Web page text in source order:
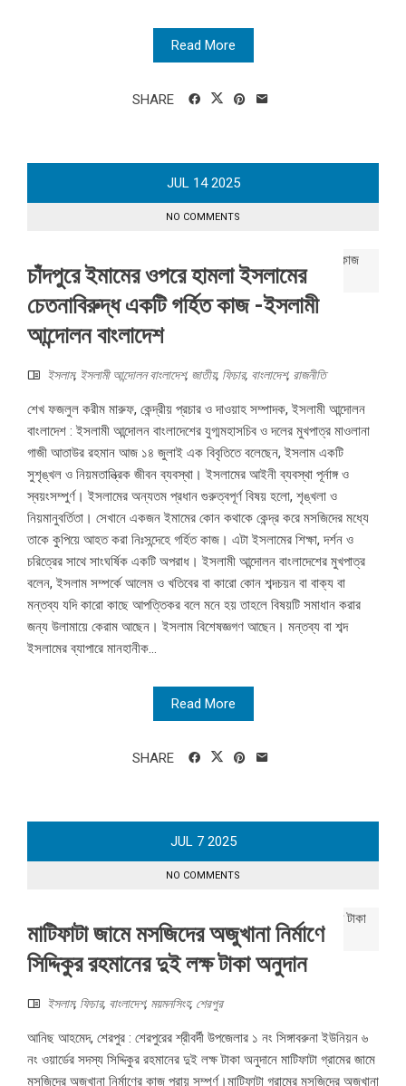
Read More
SHARE
JUL 14 2025
NO COMMENTS
চাঁদপুরে ইমামের ওপরে হামলা ইসলামের
চেতনাবিরুদ্ধ একটি গর্হিত কাজ -ইসলামী
আন্দোলন বাংলাদেশ
ইসলাম, ইসলামী আন্দোলন বাংলাদেশ, জাতীয়, ফিচার, বাংলাদেশ, রাজনীতি
শেখ ফজলুল করীম মারুফ, কেন্দ্রীয় প্রচার ও দাওয়াহ সম্পাদক, ইসলামী আন্দোলন
বাংলাদেশ : ইসলামী আন্দোলন বাংলাদেশের যুগ্মমহাসচিব ও দলের মুখপাত্র মাওলানা
গাজী আতাউর রহমান আজ ১৪ জুলাই এক বিবৃতিতে বলেছেন, ইসলাম একটি
সুশৃঙ্খল ও নিয়মতান্ত্রিক জীবন ব্যবস্থা। ইসলামের আইনী ব্যবস্থা পূর্নাঙ্গ ও
স্বয়ংসম্পুর্ণ। ইসলামের অন্যতম প্রধান গুরুত্বপূর্ণ বিষয় হলো, শৃঙ্খলা ও
নিয়মানুবর্তিতা। সেখানে একজন ইমামের কোন কথাকে কেন্দ্র করে মসজিদের মধ্যে
তাকে কুপিয়ে আহত করা নিঃসন্দেহে গর্হিত কাজ। এটা ইসলামের শিক্ষা, দর্শন ও
চরিত্রের সাথে সাংঘর্ষিক একটি অপরাধ। ইসলামী আন্দোলন বাংলাদেশের মুখপাত্র
বলেন, ইসলাম সম্পর্কে আলেম ও খতিবের বা কারো কোন শব্দচয়ন বা বাক্য বা
মন্তব্য যদি কারো কাছে আপত্তিকর বলে মনে হয় তাহলে বিষয়টি সমাধান করার
জন্য উলামায়ে কেরাম আছেন। ইসলাম বিশেষজ্ঞগণ আছেন। মন্তব্য বা শব্দ
ইসলামের ব্যাপারে মানহানীক...
Read More
SHARE
JUL 7 2025
NO COMMENTS
মাটিফাটা জামে মসজিদের অজুখানা নির্মাণে
সিদ্দিকুর রহমানের দুই লক্ষ টাকা অনুদান
ইসলাম, ফিচার, বাংলাদেশ, ময়মনসিংহ, শেরপুর
আনিছ আহমেদ, শেরপুর : শেরপুরের শ্রীবর্দী উপজেলার ১ নং সিঙ্গাবরুনা ইউনিয়ন ৬
নং ওয়ার্ডের সদস্য সিদ্দিকুর রহমানের দুই লক্ষ টাকা অনুদানে মাটিফাটা গ্রামের জামে
মসজিদের অজুখানা নির্মাণের কাজ প্রায় সম্পূর্ণ।মাটিফাটা গ্রামের মসজিদের অজুখানা